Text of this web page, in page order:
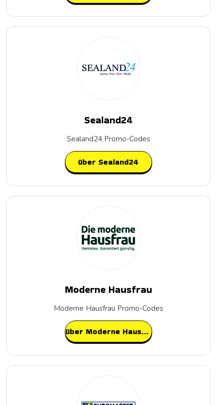
Sealand24
Sealand24 Promo-Codes
über Sealand24
Moderne Hausfrau
Moderne Hausfrau Promo-Codes
über Moderne Hausfrau